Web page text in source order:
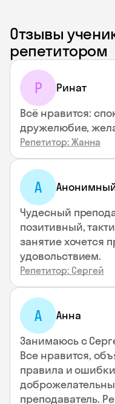
Отзывы
репетитором
Р Ринат
Всё нравится:
дружелюбие,
Репетитор: Жанна
А
Чудесный
позитивный,
занятие хочется
удовольствием.
Репетитор: Сергей
А Анна
Занимаюсь с
Все нравится,
правила и
преподаватель.